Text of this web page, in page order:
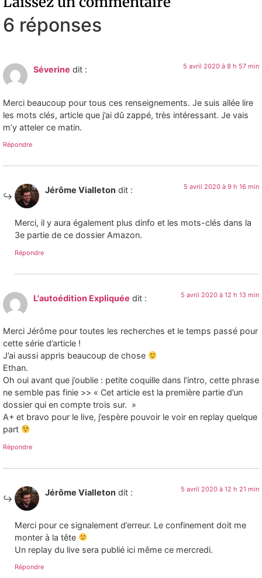
6 réponses
Séverine dit : 5 avril 2020 à 8 h 57 min
Merci beaucoup pour tous ces renseignements. Je suis allée lire
les mots clés, article que j’ai dû zappé, très intéressant. Je vais
m’y atteler ce matin.
Répondre
Jérôme Vialleton dit : 5 avril 2020 à 9 h 16 min
Merci, il y aura également plus dinfo et les mots-clés dans la
3e partie de ce dossier Amazon.
Répondre
L'autoédition Expliquée dit : 5 avril 2020 à 12 h 13 min
Merci Jérôme pour toutes les recherches et le temps passé pour
cette série d’article !
J’ai aussi appris beaucoup de chose
Ethan.
Oh oui avant que j’oublie : petite coquille dans l’intro, cette phrase
ne semble pas finie >> « Cet article est la première partie d’un
dossier qui en compte trois sur. »
A+ et bravo pour le live, j’espère pouvoir le voir en replay quelque
part
Répondre
Jérôme Vialleton dit : 5 avril 2020 à 12 h 21 min
Merci pour ce signalement d’erreur. Le confinement doit me
monter à la tête
Un replay du live sera publié ici même ce mercredi.
Répondre